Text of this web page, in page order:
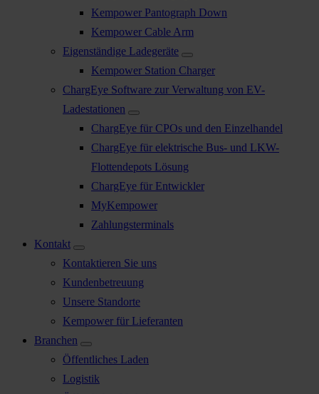
Kempower Pantograph Down
Kempower Cable Arm
Eigenständige Ladegeräte
Kempower Station Charger
ChargEye Software zur Verwaltung von EV-
Ladestationen
ChargEye für CPOs und den Einzelhandel
ChargEye für elektrische Bus- und LKW-
Flottendepots Lösung
ChargEye für Entwickler
MyKempower
Zahlungsterminals
Kontakt
Kontaktieren Sie uns
Kundenbetreuung
Unsere Standorte
Kempower für Lieferanten
Branchen
Öffentliches Laden
Logistik